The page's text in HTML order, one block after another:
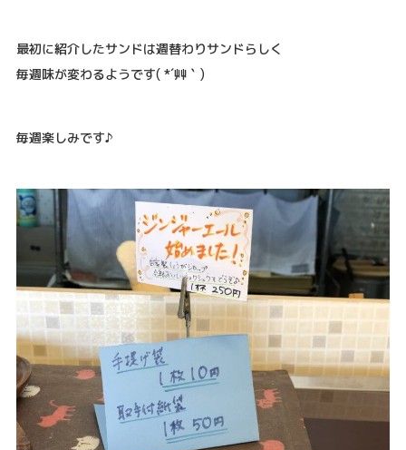
最初に紹介したサンドは週替わりサンドらしく
毎週味が変わるようです( *´艸｀)
毎週楽しみです♪